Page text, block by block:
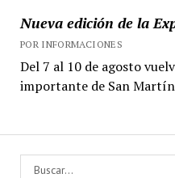
Nueva edición de la
POR INFORMACIONES
Del 7 al 10 de agosto
importante de San Martín